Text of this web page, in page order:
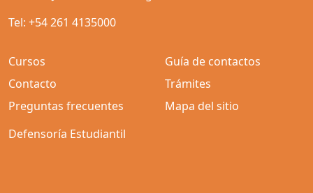
Tel: +54 261 4135000
Cursos
Contacto
Preguntas frecuentes
Guía de contactos
Trámites
Mapa del sitio
Defensoría Estudiantil